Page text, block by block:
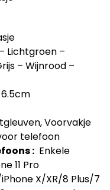
Lichtgroen –
– Wijnrood –
6.5cm
Voorvakje
telefoon
: Enkele
11 Pro
X/XR/8 Plus/7